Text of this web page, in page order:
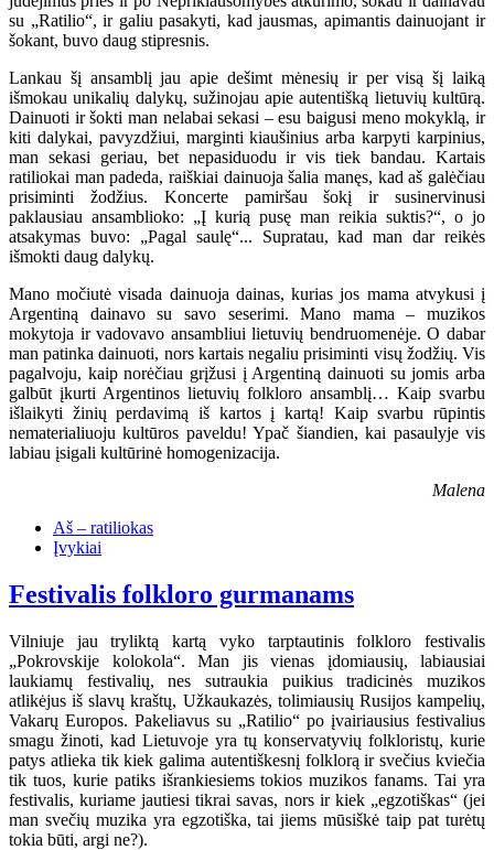
su „Ratilio“, ir galiu pasakyti, kad jausmas, apimantis dainuojant ir
šokant, buvo daug stipresnis.
Lankau šį ansamblį jau apie dešimt mėnesių ir per visą šį laiką
išmokau unikalių dalykų, sužinojau apie autentišką lietuvių kultūrą.
Dainuoti ir šokti man nelabai sekasi – esu baigusi meno mokyklą, ir
kiti dalykai, pavyzdžiui, marginti kiaušinius arba karpyti karpinius,
man sekasi geriau, bet nepasiduodu ir vis tiek bandau. Kartais
ratiliokai man padeda, raiškiai dainuoja šalia manęs, kad aš galėčiau
prisiminti žodžius. Koncerte pamiršau šokį ir susinervinusi
paklausiau ansamblioko: „Į kurią pusę man reikia suktis?“, o jo
atsakymas buvo: „Pagal saulę“... Supratau, kad man dar reikės
išmokti daug dalykų.
Mano močiutė visada dainuoja dainas, kurias jos mama atvykusi į
Argentiną dainavo su savo seserimi. Mano mama – muzikos
mokytoja ir vadovavo ansambliui lietuvių bendruomenėje. O dabar
man patinka dainuoti, nors kartais negaliu prisiminti visų žodžių. Vis
pagalvoju, kaip norėčiau grįžusi į Argentiną dainuoti su jomis arba
galbūt įkurti Argentinos lietuvių folkloro ansamblį… Kaip svarbu
išlaikyti žinių perdavimą iš kartos į kartą! Kaip svarbu rūpintis
nematerialiuoju kultūros paveldu! Ypač šiandien, kai pasaulyje vis
labiau įsigali kultūrinė homogenizacija.
Malena
Aš – ratiliokas
Įvykiai
Festivalis folkloro gurmanams
Vilniuje jau tryliktą kartą vyko tarptautinis folkloro festivalis
„Pokrovskije kolokola“. Man jis vienas įdomiausių, labiausiai
laukiamų festivalių, nes sutraukia puikius tradicinės muzikos
atlikėjus iš slavų kraštų, Užkaukazės, tolimiausių Rusijos kampelių,
Vakarų Europos. Pakeliavus su „Ratilio“ po įvairiausius festivalius
smagu žinoti, kad Lietuvoje yra tų konservatyvių folkloristų, kurie
patys atlieka tik kiek galima autentiškesnį folklorą ir svečius kviečia
tik tuos, kurie patiks išrankiesiems tokios muzikos fanams. Tai yra
festivalis, kuriame jautiesi tikrai savas, nors ir kiek „egzotiškas“ (jei
man svečių muzika yra egzotiška, tai jiems mūsiškė taip pat turėtų
tokia būti, argi ne?).